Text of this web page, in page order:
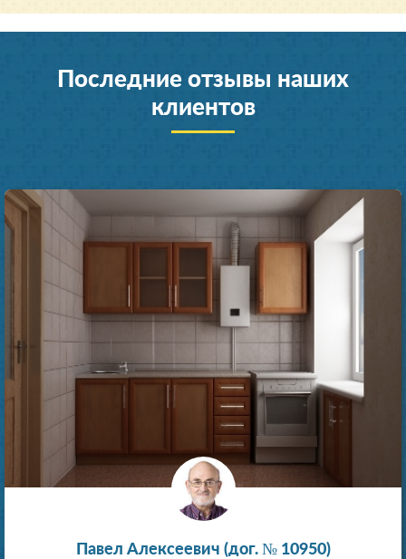
Последние отзывы наших
клиентов
Павел Алексеевич (дог. № 10950)